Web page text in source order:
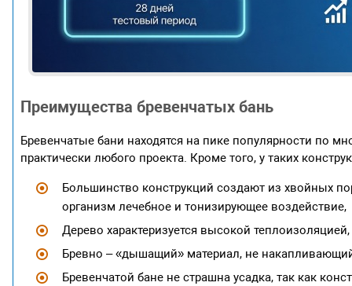
Преимущества бревенчатых бань
Бревенчатые бани находятся на пике популярности по
практически любого проекта. Кроме того, у таких
Большинство конструкций создают из хвойных
организм лечебное и тонизирующее воздействие,
Дерево характеризуется высокой
Бревно – «дышащий» материал, не накапливающий
Бревенчатой бане не страшна усадка, так как